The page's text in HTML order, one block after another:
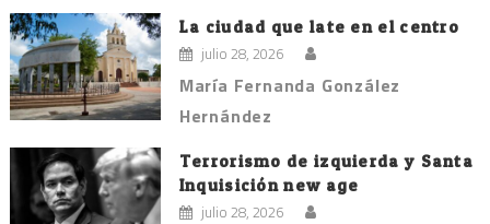
La ciudad que late en el centro
julio 28, 2026
María Fernanda González
Hernández
Terrorismo de izquierda y Santa
Inquisición new age
julio 28, 2026